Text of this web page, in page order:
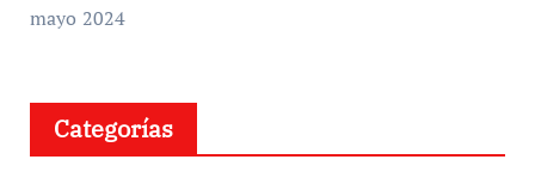
mayo 2024
Categorías